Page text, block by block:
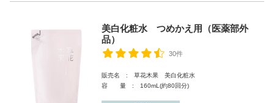
美白化粧水 つめかえ用（医薬部外
品）
30件
販売名 : 草花木果 美白化粧水
容 量 : 160mL(約80回分)